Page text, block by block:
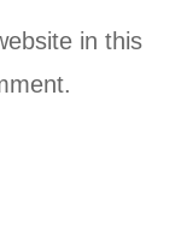
in this